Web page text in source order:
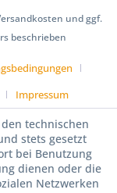
und ggf.
beschrieben
Impressum
technischen
stets gesetzt
bei Benutzung
dienen oder die
Netzwerken